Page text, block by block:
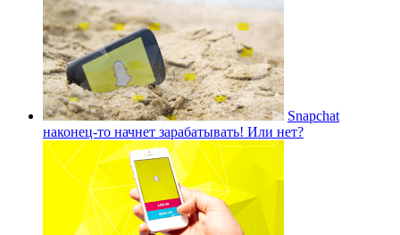
Snapchat
наконец-то начнет зарабатывать! Или нет?